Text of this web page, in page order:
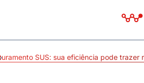
SUS: sua eficiência pode trazer